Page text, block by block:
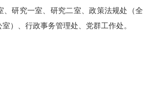
、研究一室、研究二室、政策法规处（全
）、行政事务管理处、党群工作处。